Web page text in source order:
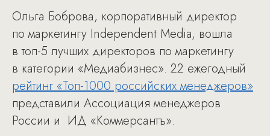
Ольга Боброва, корпоративный директор
по маркетингу Independent Media, вошла
в топ-5 лучших директоров по маркетингу
в категории «Медиабизнес». 22 ежегодный
рейтинг «Топ-1000 российских менеджеров»
представили Ассоциация менеджеров
России и ИД «Коммерсантъ».